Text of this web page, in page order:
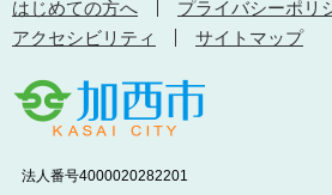
はじめての方へ
プライバシーポリ
アクセシビリティ
サイトマップ
法人番号4000020282201